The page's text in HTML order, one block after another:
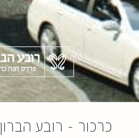
כרכור - רובע הברון